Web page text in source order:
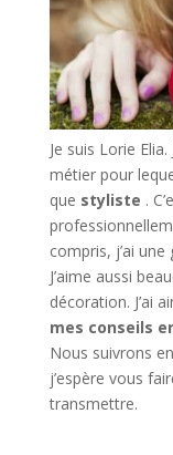
Je suis Lorie Elia.
métier pour
que styliste .
compris, j’ai une
J’aime aussi
décoration. J’ai
mes conseils
Nous suivrons
j’espère vous
transmettre.